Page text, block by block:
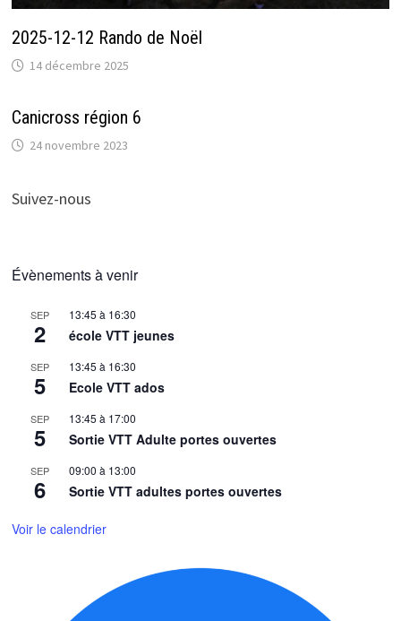
2025-12-12 Rando de Noël
14 décembre 2025
Canicross région 6
24 novembre 2023
Suivez-nous
Évènements à venir
SEP
2
13:45 à 16:30
école VTT jeunes
SEP
5
13:45 à 16:30
Ecole VTT ados
SEP
5
13:45 à 17:00
Sortie VTT Adulte portes ouvertes
SEP
6
09:00 à 13:00
Sortie VTT adultes portes ouvertes
Voir le calendrier